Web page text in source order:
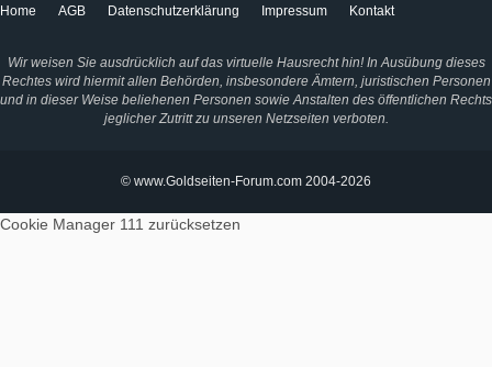
Home AGB Datenschutzerklärung Impressum Kontakt
Wir weisen Sie ausdrücklich auf das virtuelle Hausrecht hin! In Ausübung dieses
Rechtes wird hiermit allen Behörden, insbesondere Ämtern, juristischen Personen
und in dieser Weise beliehenen Personen sowie Anstalten des öffentlichen Rechts
jeglicher Zutritt zu unseren Netzseiten verboten.
© www.Goldseiten-Forum.com 2004-2026
Cookie Manager 111 zurücksetzen